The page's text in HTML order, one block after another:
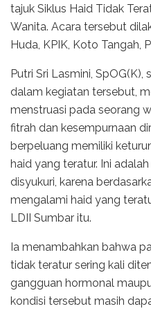
tajuk Siklus Haid Tidak
Wanita. Acara tersebut
Huda, KPIK, Koto Tangah,
Putri Sri Lasmini,
dalam kegiatan tersebut,
menstruasi pada seorang
fitrah dan kesempurnaan
berpeluang memiliki
haid yang teratur. Ini
disyukuri, karena
mengalami haid yang
LDII Sumbar itu.
Ia menambahkan bahwa
tidak teratur sering kali
gangguan hormonal
kondisi tersebut masih